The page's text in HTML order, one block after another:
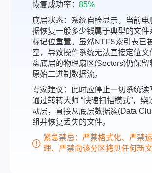
恢复成功率： 85%
底层状态：系统自检显示，当前电
据恢复一般多少钱属于典型的文件
标记位重置。虽然NTFS索引表已
空，导致操作系统无法直接定位文
盘底层的物理扇区(Sectors)仍保留
原始二进制数据流。
专家建议：此时应停止一切系统读
通过转转大师 “快速扫描模式”，绕
动层，直接从底层数据簇(Data
组并恢复丢失的文件。
紧急禁忌：严禁格式化、严禁
理、严禁向该分区拷贝任何新文